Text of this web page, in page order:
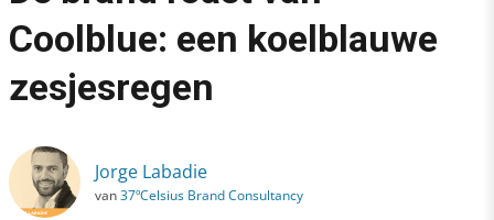
Marketing
›
De brand roast van Coolblue: een koelblauwe zesjesregen
Coolblue: een koelblauwe
zesjesregen
Jorge Labadie
van37ºCelsius Brand Consultancy